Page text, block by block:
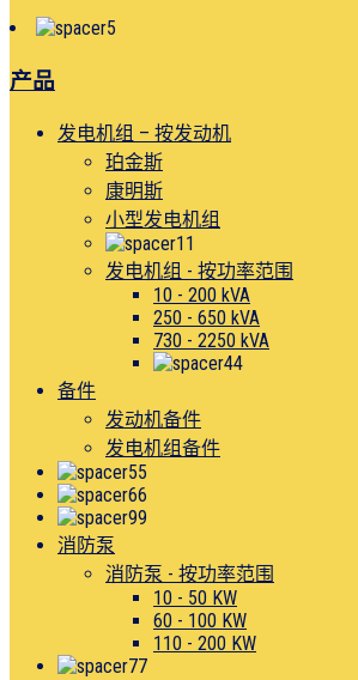
产品
发电机组 – 按发动机
珀金斯
康明斯
小型发电机组
发电机组 - 按功率范围
10 - 200 kVA
250 - 650 kVA
730 - 2250 kVA
备件
发动机备件
发电机组备件
消防泵
消防泵 - 按功率范围
10 - 50 KW
60 - 100 KW
110 - 200 KW